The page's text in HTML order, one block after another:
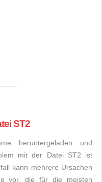
ST2
heruntergeladen und
mit der Datei ST2 ist
kann mehrere Ursachen
vor, die für die meisten